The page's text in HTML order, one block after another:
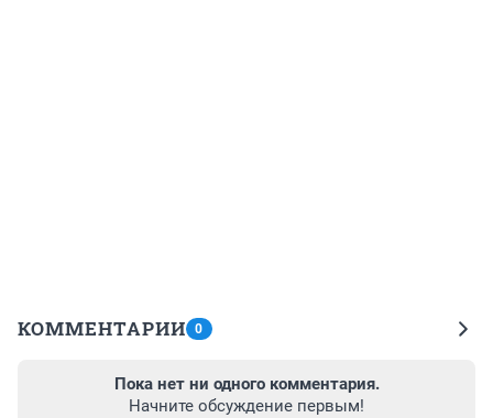
КОММЕНТАРИИ 0
Пока нет ни одного комментария.
Начните обсуждение первым!